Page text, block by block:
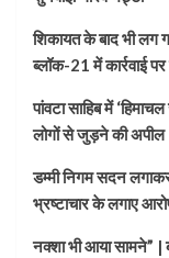
शिकायत के बाद भी लग
ब्लॉक-21 में कार्रवाई
पांवटा साहिब में
लोगों से जुड़ने की अपील
डम्मी निगम सदन
भ्रष्टाचार के लगाए
नक्शा भी आया सामने”